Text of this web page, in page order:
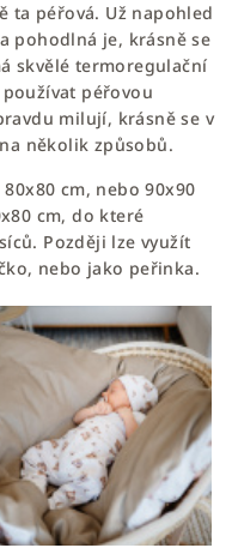
ta péřová. Už napohled
pohodlná je, krásně se
skvělé termoregulační
péřovou
milují, krásně se v
několik způsobů.
80x80 cm, nebo90x90
cm, do které
Později lze využít
nebo jako peřinka.